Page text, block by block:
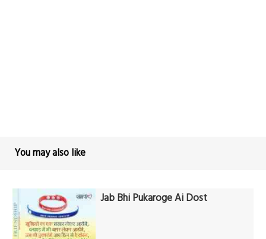
You may also like
Jab Bhi Pukaroge Ai Dost